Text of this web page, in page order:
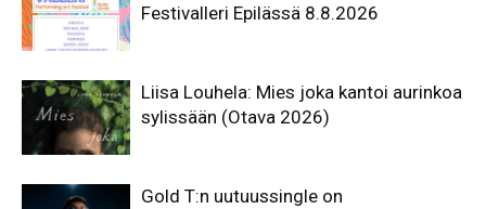
Festivalleri Epilässä 8.8.2026
Liisa Louhela: Mies joka kantoi aurinkoa
sylissään (Otava 2026)
Gold T:n uutuussingle on